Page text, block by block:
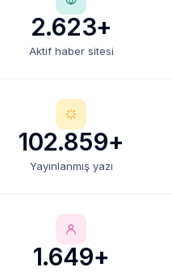
2.623+
Aktif haber sitesi
102.859+
Yayınlanmış yazı
1.649+